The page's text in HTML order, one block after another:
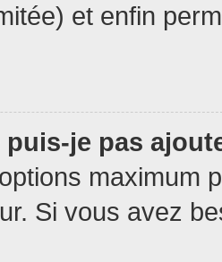
et enfin
je pas
maximum
Si vous avez